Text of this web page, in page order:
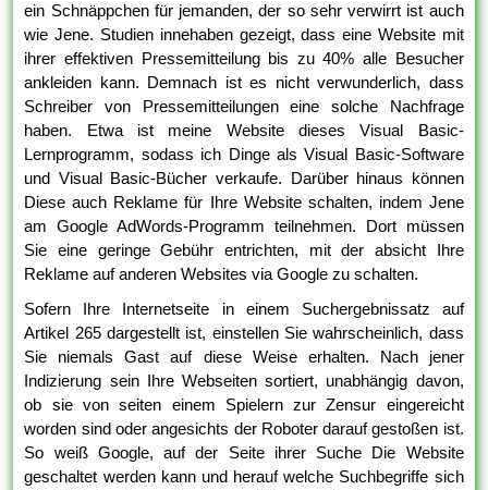
ein Schnäppchen für jemanden, der so sehr verwirrt ist auch
wie Jene. Studien innehaben gezeigt, dass eine Website mit
ihrer effektiven Pressemitteilung bis zu 40% alle Besucher
ankleiden kann. Demnach ist es nicht verwunderlich, dass
Schreiber von Pressemitteilungen eine solche Nachfrage
haben. Etwa ist meine Website dieses Visual Basic-
Lernprogramm, sodass ich Dinge als Visual Basic-Software
und Visual Basic-Bücher verkaufe. Darüber hinaus können
Diese auch Reklame für Ihre Website schalten, indem Jene
am Google AdWords-Programm teilnehmen. Dort müssen
Sie eine geringe Gebühr entrichten, mit der absicht Ihre
Reklame auf anderen Websites via Google zu schalten.
Sofern Ihre Internetseite in einem Suchergebnissatz auf
Artikel 265 dargestellt ist, einstellen Sie wahrscheinlich, dass
Sie niemals Gast auf diese Weise erhalten. Nach jener
Indizierung sein Ihre Webseiten sortiert, unabhängig davon,
ob sie von seiten einem Spielern zur Zensur eingereicht
worden sind oder angesichts der Roboter darauf gestoßen ist.
So weiß Google, auf der Seite ihrer Suche Die Website
geschaltet werden kann und herauf welche Suchbegriffe sich